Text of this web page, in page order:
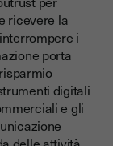
ricevere la
i
porta
digitali
e gli